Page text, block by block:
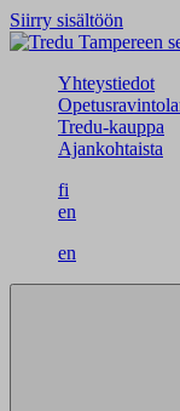
Siirry sisältöön
Yhteystiedot
Tredu-kauppa
Ajankohtaista
fi
en
en